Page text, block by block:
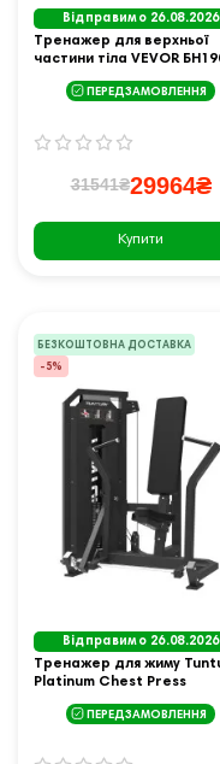
Відправимо 26.08.2026
Тренажер для верхньої
частини тіла VEVOR
ПЕРЕДЗАМОВЛЕННЯ
31541₴29964₴
Купити
БЕЗКОШТОВНА ДОСТАВКА
-5%
Відправимо 26.08.2026
Тренажер для жиму
Platinum Chest Press
ПЕРЕДЗАМОВЛЕННЯ